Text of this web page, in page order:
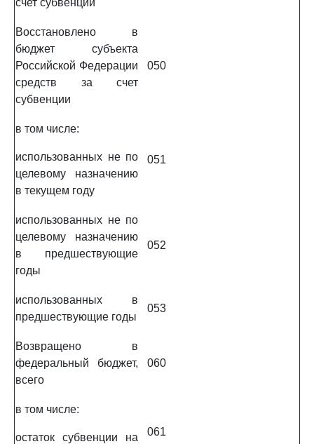
счет субвенции
Восстановлено в
бюджет субъекта
Российской Федерации
средств за счет
субвенции
050
в том числе:
использованных не по
целевому назначению
в текущем году
051
использованных не по
целевому назначению
в предшествующие
годы
052
использованных в
предшествующие годы
053
Возвращено в
федеральный бюджет,
всего
060
в том числе:
остаток субвенции на
061